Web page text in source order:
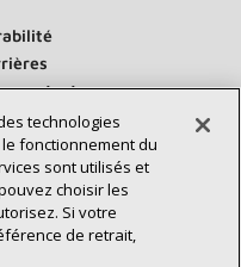
contacter
technologies
fonctionnement du
sont utilisés et
choisir les
Si votre
de retrait,